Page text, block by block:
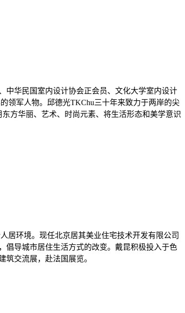
中华民国室内设计协会正会员、文化大学室内设计
领军人物。邱德光TKChu三十年来致力于两岸的尖
方华丽、艺术、时尚元素、将生活形态和美学意识
居环境。现任北京居其美业住宅技术开发有限公司
倡导城市居住生活方式的改变。戴昆积极投入于色
交流展，赴法国展览。